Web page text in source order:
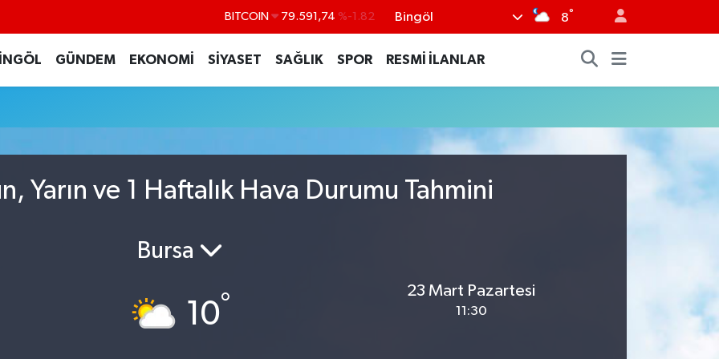
BITCOIN 79.591,74 %-1.82 Bingöl 8°
GÜNDEM EKONOMİ SİYASET SAĞLIK SPOR RESMİ İLANLAR
Yarın ve 1 Haftalık Hava Durumu Tahmini
Bursa
10°
23 Mart Pazartesi
11:30